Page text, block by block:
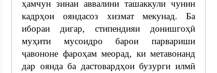
ҳамчун зинаи аввалини ташаккули чунин
кадрҳои ояндасоз хизмат мекунад. Ба
ибораи дигар, стипендияи донишгоҳӣ
муҳити мусоидро барои парвариши
ҷавононе фароҳам меорад, ки метавонанд
дар оянда ба дастовардҳои бузурги илмӣ